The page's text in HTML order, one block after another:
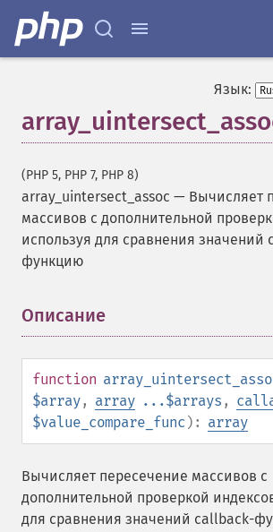
Язык:
(PHP 5, PHP 7, PHP 8)
array_uintersect_assoc — Вычисляет
массивов с дополнительной
используя для сравнения значений
функцию
Описание
function
$array, array ...$arrays ,
$value_compare_func ): array
Вычисляет пересечение массивов с
дополнительной проверкой
для сравнения значений callback-